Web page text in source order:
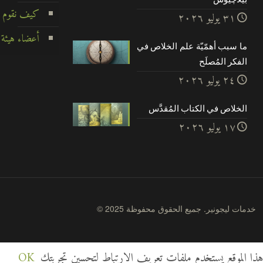
۳۱ يوليو ۲۰۲٦
ما سبب أهمّيّة علم الخلاص في
الفكر المُصلَح
۲٤ يوليو ۲۰۲٦
الخلاص في الكتاب المُقدَّس
۱۷ يوليو ۲۰۲٦
كيف نقوم
أعضاء
© 2025 خدمات ليجونير. جميع الحقوق محفوظة
هذا الموقع يستخدم ملفات تعريف الارتباط لتحسين تجربتك OK